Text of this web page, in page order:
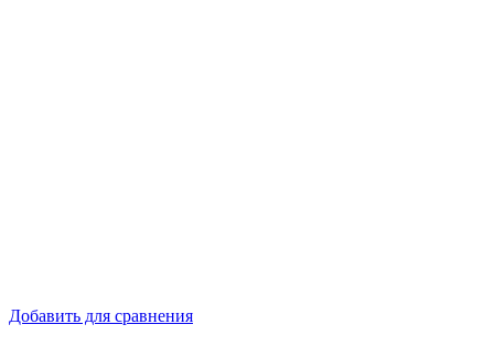
Добавить для сравнения